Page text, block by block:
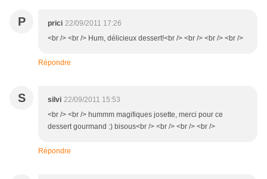
P prici 22/09/2011 17:26
<br /> <br /> Hum, délicieux dessert!<br /> <br /> <br /> <br />
Répondre
S silvi 22/09/2011 15:53
<br /> <br /> hummm magifiques josette, merci pour ce
dessert gourmand :) bisous<br /> <br /> <br /> <br />
Répondre